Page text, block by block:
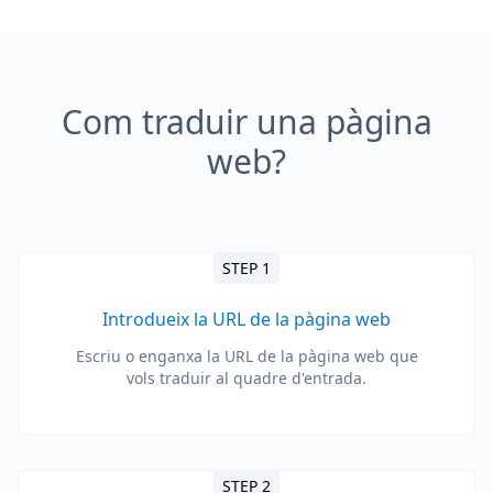
Com traduir una pàgina
web?
STEP 1
Introdueix la URL de la pàgina web
Escriu o enganxa la URL de la pàgina web que
vols traduir al quadre d'entrada.
STEP 2